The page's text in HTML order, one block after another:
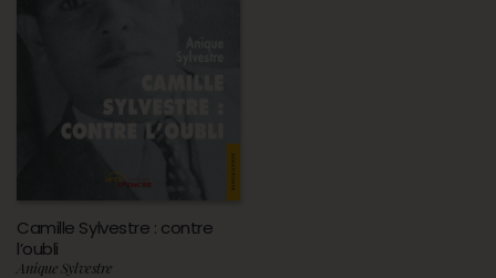
Camille Sylvestre : contre
l’oubli
Anique Sylvestre